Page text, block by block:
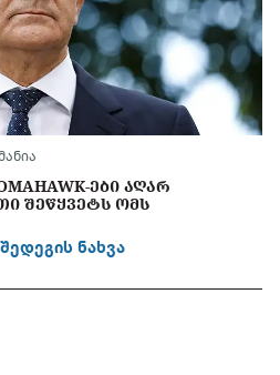
ᲔᲑᲘ ᲐᲦᲐᲠ
ᲨᲔᲬᲧᲕᲔᲢᲡ ᲝᲛᲡ
ნახვა